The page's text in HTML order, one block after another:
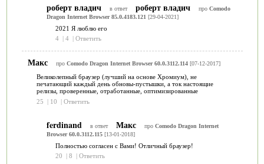
роберт владич в ответ роберт владич про Comodo
Dragon Internet Browser 85.0.4183.121 [29-04-2021]
2021 Я люблю его
4 | 4 | Ответить
Макс про Comodo Dragon Internet Browser 60.0.3112.114[07-12-2017]
Великолепный браузер (лучший на основе Хромиум), не
печатающий каждый день обновы-пустышки, а ток настоящие
релизы, проверенные, отработанные, оптимизированные
25
| 10 | Ответить
ferdinand в ответ Макс про Comodo Dragon Internet
Browser 60.0.3112.115[13-01-2018]
Полностью согласен с Вами! Отличный браузер!
20
| 8 | Ответить